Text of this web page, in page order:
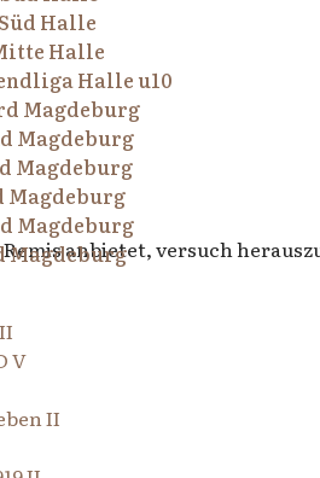
anbietet, versuch
Halle
Halle
Halle u10
Magdeburg
Magdeburg
Magdeburg
Magdeburg
Magdeburg
Magdeburg
V
II